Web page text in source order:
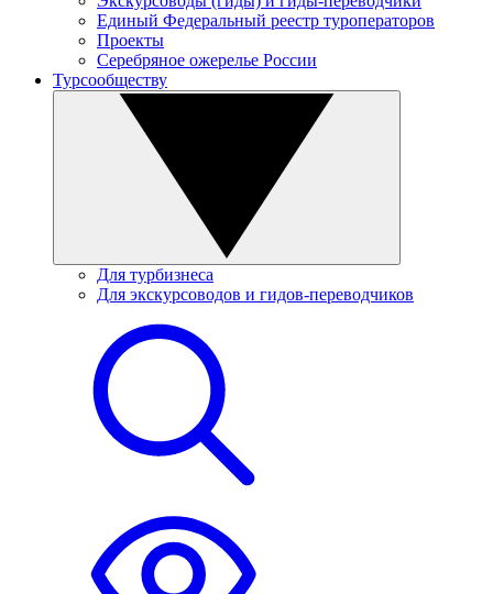
Единый Федеральный реестр туроператоров
Проекты
Серебряное ожерелье России
Турсообществу
Для турбизнеса
Для экскурсоводов и гидов-переводчиков